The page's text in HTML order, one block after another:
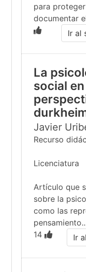
para
documentar
Ir al
La
social
Javier
Recurso
Licenciatura
Artículo que
sobre la
como las
14
Ir